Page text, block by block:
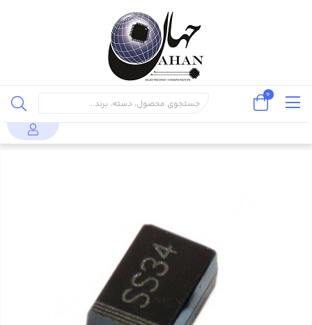
محصولات دیود
دیود
دیود شاتکی SS34 (بسته
0